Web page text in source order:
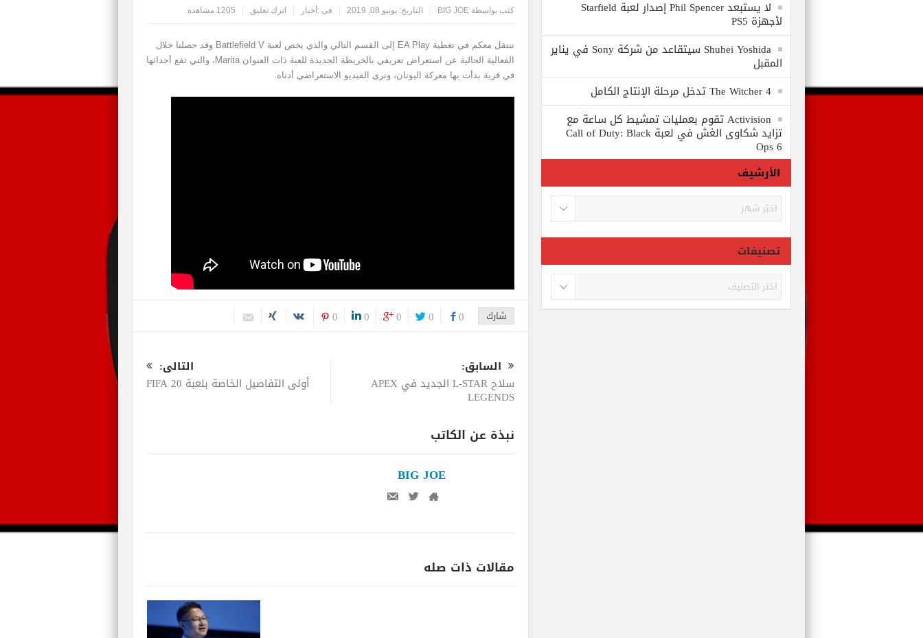
كتب بواسطة BIG JOE التاريخ: يونيو 08, 2019 فى : أخبار اترك تعليق 1205 مشاهدة
ننتقل معكم في تغطية EA Play إلى القسم التالي والذي يخص لعبة Battlefield V وقد حصلنا خلال
الفعالية الحالية عن استعراض تعريفي بالخريطة الجديدة للعبة ذات العنوان Marita، والتي تقع أحداثها
في قرية بدأت بها معركة اليونان، ونرى الفيديو الاستعراضي أدناه.
شارك 0
0
0
0
0
السابق:
سلاح L-STAR الجديد في APEX
LEGENDS
التالى:
أولى التفاصيل الخاصة بلعبة FIFA 20
نبذة عن الكاتب
BIG JOE
مقالات ذات صله
لا يستبعد Phil Spencer إصدار لعبة Starfield
لأجهزة PS5
Shuhei Yoshida سيتقاعد من شركة Sony في يناير
المقبل
The Witcher 4 تدخل مرحلة الإنتاج الكامل
Activision تقوم بعمليات تمشيط كل ساعة مع
تزايد شكاوى الغش في لعبة Call of Duty: Black
Ops 6
الأرشيف
الأرشيف
تصنيفات
تصنيفات